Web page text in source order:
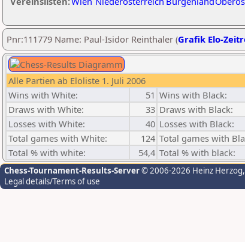
Pnr:111779 Name: Paul-Isidor Reinthaler (Grafik Elo-
Alle Partien ab Eloliste 1. Juli 2006
Wins with White:
51 Wins with Black:
Draws with White:
33 Draws with Black:
Losses with White:
40 Losses with Black:
Total games with White:
124 Total games with
Total % with white:
54,4 Total % with black:
Chess-Tournament-Results-Server© 2006-2026 Heinz Herzog
Legal details/Terms of use